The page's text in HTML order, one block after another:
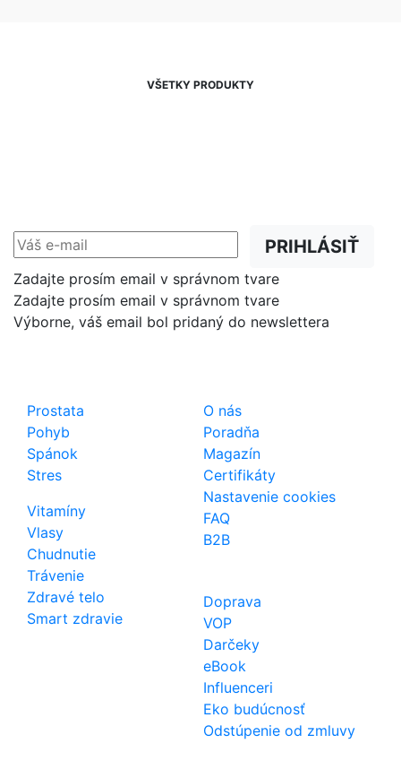
VŠETKY PRODUKTY
PRIHLÁSIŤ
Zadajte prosím email v správnom tvare
Zadajte prosím email v správnom tvare
Výborne, váš email bol pridaný do newslettera
Prostata
Pohyb
Spánok
Stres
Vitamíny
Vlasy
Chudnutie
Trávenie
Zdravé telo
Smart zdravie
O nás
Poradňa
Magazín
Certifikáty
Nastavenie cookies
FAQ
B2B
Doprava
VOP
Darčeky
eBook
Influenceri
Eko budúcnosť
Odstúpenie od zmluvy